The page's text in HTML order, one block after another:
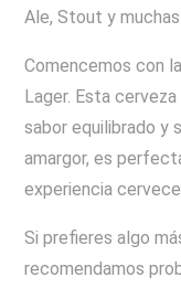
Ale, Stout y muchas
Comencemos con
Lager. Esta
sabor equilibrado y
amargor, es
experiencia
Si prefieres algo
recomendamos